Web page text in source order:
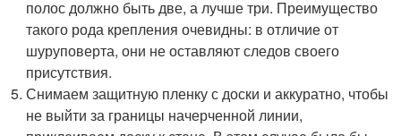
полос должно быть две, а лучше три. Преимущество
такого рода крепления очевидны: в отличие от
шуруповерта, они не оставляют следов своего
присутствия.
Снимаем защитную пленку с доски и аккуратно, чтобы
не выйти за границы начерченной линии,